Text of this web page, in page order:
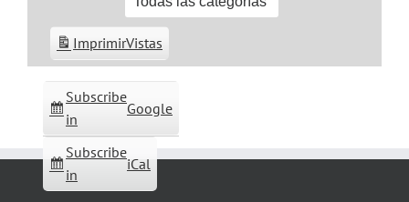
Subscribe
in
Google
Subscribe
in
iCal
ImprimirVistas